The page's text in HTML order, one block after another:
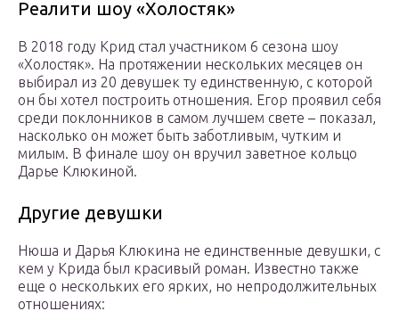
Реалити шоу «Холостяк»
В 2018 году Крид стал участником 6 сезона шоу
«Холостяк». На протяжении нескольких месяцев он
выбирал из 20 девушек ту единственную, с которой
он бы хотел построить отношения. Егор проявил себя
среди поклонников в самом лучшем свете – показал,
насколько он может быть заботливым, чутким и
милым. В финале шоу он вручил заветное кольцо
Дарье Клюкиной.
Другие девушки
Нюша и Дарья Клюкина не единственные девушки, с
кем у Крида был красивый роман. Известно также
еще о нескольких его ярких, но непродолжительных
отношениях: